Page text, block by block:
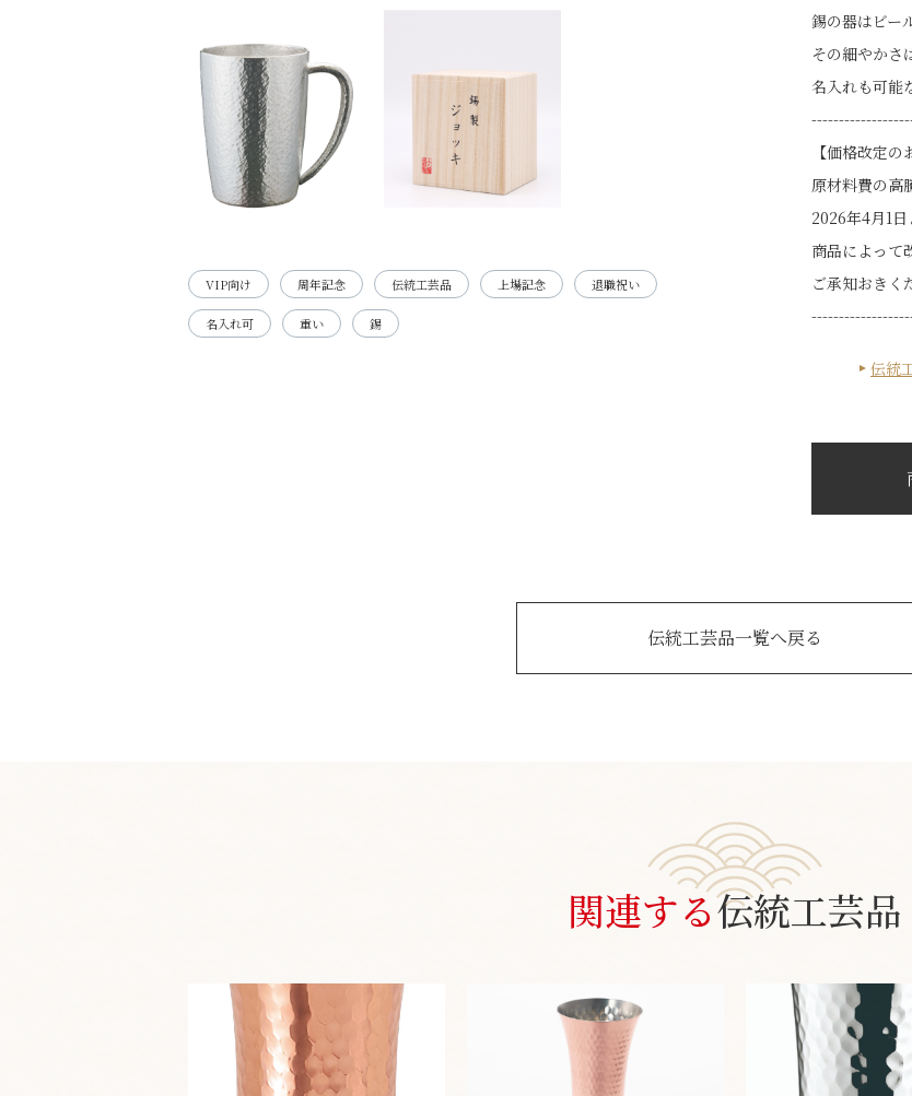
VIP向け 周年記念 伝統工芸品 上場記念 退職祝い
名入れ可 重い 錫
錫の器はビー
その細やかさ
名入れも可能
【価格改定の
原材料費の高
2026年4月1日
商品によって
ご承知おきく
伝統
伝統工芸品一覧へ戻る
関連する伝統工芸品